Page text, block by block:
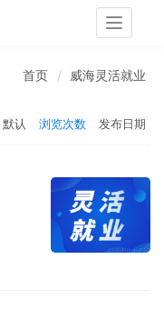
Toggle
首页 威海灵活就业
默认 浏览次数 发布日期